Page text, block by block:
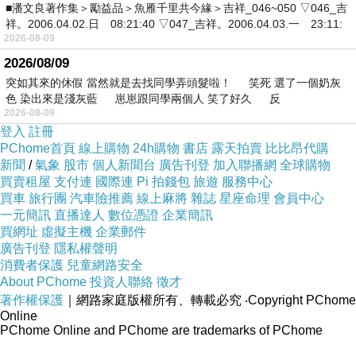
■潘文良著作集＞勵益品＞魚雁千里共今緣＞吉祥_046~050 ▽046_吉
祥。2006.04.02.日 08:21:40 ▽047_吉祥。2006.04.03.一 23:11:
2026-08-09
2026/08/09
突如其來的休假 當然就是去找同學弄頭髮啦！ 笑死 選了一個奶灰
色 染出來是淺灰藍 崽崽跟同學兩個人 笑了好久 反
2026-08-09
登入 註冊
PChome首頁 線上購物 24h購物 書店 露天拍賣 比比昂代購
新聞 /氣象 股市 個人新聞台 廣告刊登 加入聯播網 全球購物
買賣租屋 支付連 國際連 Pi 拍錢包 旅遊 服務中心
買車 旅行團 汽車險推薦 線上麻將 雜誌 星座命理 會員中心
一元簡訊 直播達人 數位憑證 企業簡訊
買網址 虛擬主機 企業郵件
廣告刊登 隱私權聲明
消費者保護 兒童網路安全
About PChome 投資人聯絡 徵才
著作權保護 ｜網路家庭版權所有、轉載必究 ‧Copyright PChome
Online
PChome Online and PChome are trademarks of PChome